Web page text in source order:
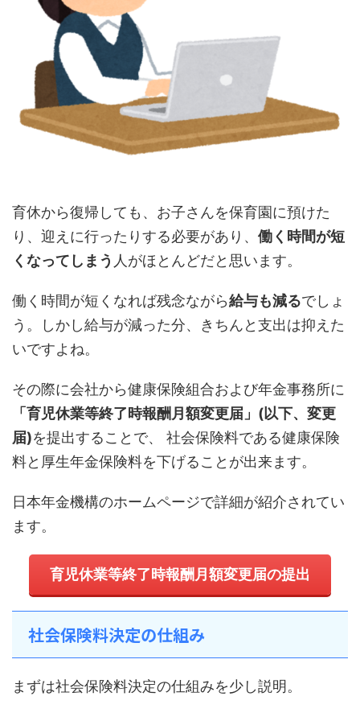
育休から復帰しても、お子さんを保育園に預けた
り、迎えに行ったりする必要があり、 働く時間が短
くなってしまう 人がほとんどだと思います。
働く時間が短くなれば残念ながら給与も減るでしょ
う。しかし給与が減った分、きちんと支出は抑えた
いですよね。
その際に会社から健康保険組合および年金事務所に
「育児休業等終了時報酬月額変更届」(以下、変更
届)を提出することで、 社会保険料である健康保険
料と厚生年金保険料を下げることが出来ます。
日本年金機構のホームページで詳細が紹介されてい
ます。
育児休業等終了時報酬月額変更届の提出
社会保険料決定の仕組み
まずは社会保険料決定の仕組みを少し説明。